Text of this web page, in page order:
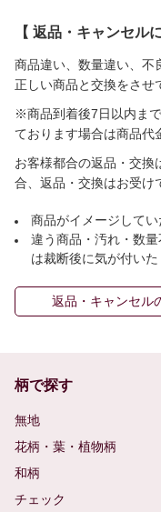
【 返品・キャンセル
商品違い、数量違い、不
正しい商品と交換をさせ
※商品到着後7日以内ま
ております場合は商品代
お客様都合の返品・交換
合、返品・交換はお受け
商品がイメージして
違う商品・汚れ・数
は裁断後に気が付いた
返品・キャンセル
柄で探す
無地
花柄・葉・植物柄
和柄
チェック